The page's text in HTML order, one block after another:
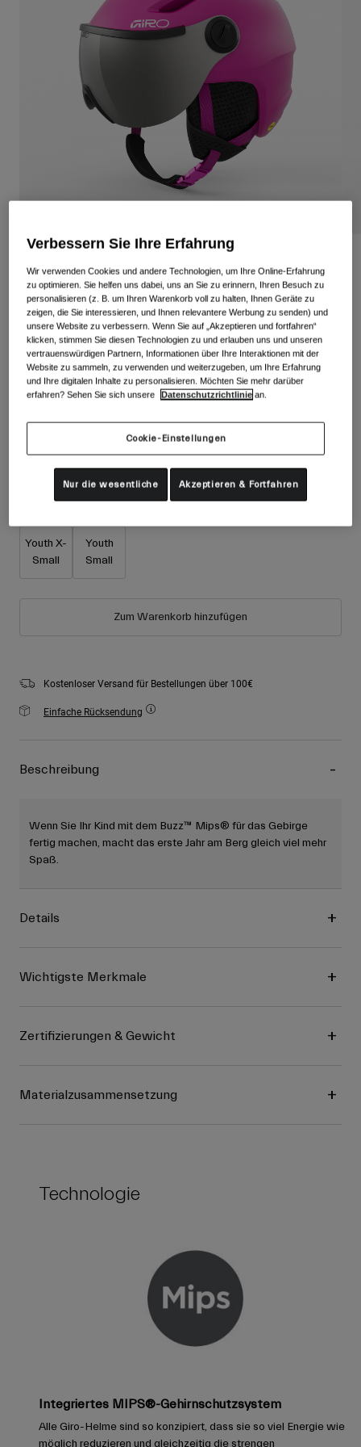
Rennrad Schuhe
Mountainbike Schuhe
Rennrad Bekleidung
Mountainbike Bekleidung
Alle anzeigen
Zubehör
Handschuhe
Ersatzteile
Alle anzeigen
Schutzbrillen
Mit austauschbaren Gläsern
Ersatzgläser
Kinder
Helme
Schutzbrillen
Alle anzeigen
Verwendungszweck
All Mountain
Backcountry
Freestyle
Ski Race
Artikelnr.38038
159,95 €
Farben -Rosa
Youth X-
Small
Youth
Small
Zum Warenkorb hinzufügen
Kostenloser Versand für Bestellungen über 100€
Einfache Rücksendung
Beschreibung
Wenn Sie Ihr Kind mit dem Buzz™ Mips® für das Gebirge
fertig machen, macht das erste Jahr am Berg gleich viel mehr
Spaß.
Details
Wichtigste Merkmale
Zertifizierungen & Gewicht
Materialzusammensetzung
Technologie
Integriertes MIPS®-Gehirnschutzsystem
Alle Giro-Helme sind so konzipiert, dass sie so viel Energie wie
möglich reduzieren und gleichzeitig die strengen
Verbessern Sie Ihre Erfahrung
Wir verwenden Cookies und andere Technologien, um Ihre Online-Erfahrung
zu optimieren. Sie helfen uns dabei, uns an Sie zu erinnern, Ihren Besuch zu
personalisieren (z. B. um Ihren Warenkorb voll zu halten, Ihnen Geräte zu
zeigen, die Sie interessieren, und Ihnen relevantere Werbung zu senden) und
unsere Website zu verbessern. Wenn Sie auf „Akzeptieren und fortfahren“
klicken, stimmen Sie diesen Technologien zu und erlauben uns und unseren
vertrauenswürdigen Partnern, Informationen über Ihre Interaktionen mit der
Website zu sammeln, zu verwenden und weiterzugeben, um Ihre Erfahrung
und Ihre digitalen Inhalte zu personalisieren. Möchten Sie mehr darüber
erfahren? Sehen Sie sich unsere
Datenschutzrichtlinie an.
Cookie-Einstellungen
Nur die wesentliche Akzeptieren & Fortfahren